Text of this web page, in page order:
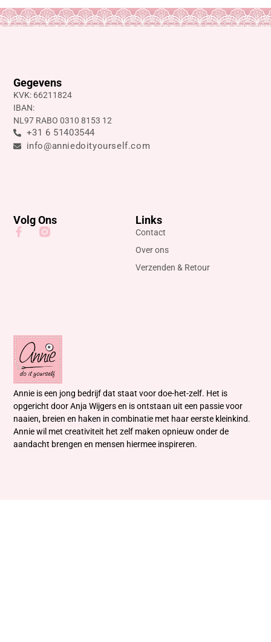
Annie is een jong bedrijf dat staat voor doe-het-zelf. Het is
opgericht door Anja Wijgers en is ontstaan uit een passie voor
naaien, breien en haken in combinatie met haar eerste kleinkind.
Annie wil met creativiteit het zelf maken opnieuw onder de
aandacht brengen en mensen hiermee inspireren.
Links
Contact
Over ons
Verzenden & Retour
Gegevens
KVK: 66211824
IBAN:
NL97 RABO 0310 8153 12
+31 6 51403544
info@anniedoityourself.com
Volg Ons